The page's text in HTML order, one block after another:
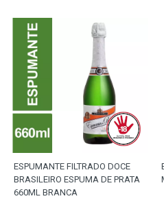
ESPUMANTE FILTRADO DOCE
BRASILEIRO ESPUMA DE PRATA
660ML BRANCA